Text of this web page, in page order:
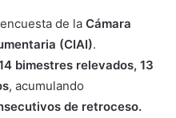
de la Cámara
(CIAI).
bimestres relevados, 13
, acumulando
de retroceso.